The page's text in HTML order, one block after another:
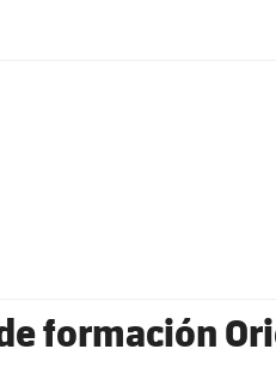
formación